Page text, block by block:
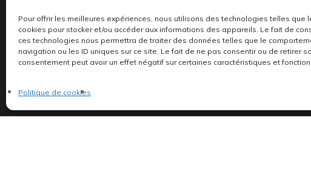
Pour offrir les meilleures expériences, nous utilisons des technologies telles que
cookies pour stocker et/ou accéder aux informations des appareils. Le fait de
ces technologies nous permettra de traiter des données telles que le
navigation ou les ID uniques sur ce site. Le fait de ne pas consentir ou de retirer
consentement peut avoir un effet négatif sur certaines caractéristiques et
Politique de cookies
Indépendants et passionnés, nous produisons et